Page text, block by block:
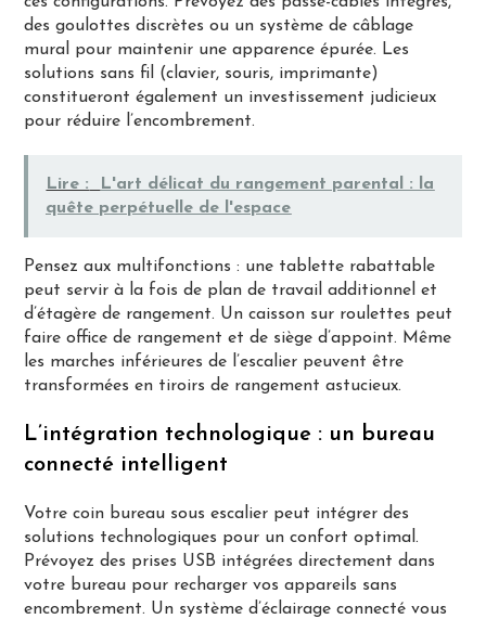
des goulottes discrètes ou un système de câblage
mural pour maintenir une apparence épurée. Les
solutions sans fil (clavier, souris, imprimante)
constitueront également un investissement judicieux
pour réduire l’encombrement.
Lire :
L'art délicat du rangement parental : la
quête perpétuelle de l'espace
Pensez aux multifonctions : une tablette rabattable
peut servir à la fois de plan de travail additionnel et
d’étagère de rangement. Un caisson sur roulettes peut
faire office de rangement et de siège d’appoint. Même
les marches inférieures de l’escalier peuvent être
transformées en tiroirs de rangement astucieux.
L’intégration technologique : un bureau
connecté intelligent
Votre coin bureau sous escalier peut intégrer des
solutions technologiques pour un confort optimal.
Prévoyez des prises USB intégrées directement dans
votre bureau pour recharger vos appareils sans
encombrement. Un système d’éclairage connecté vous